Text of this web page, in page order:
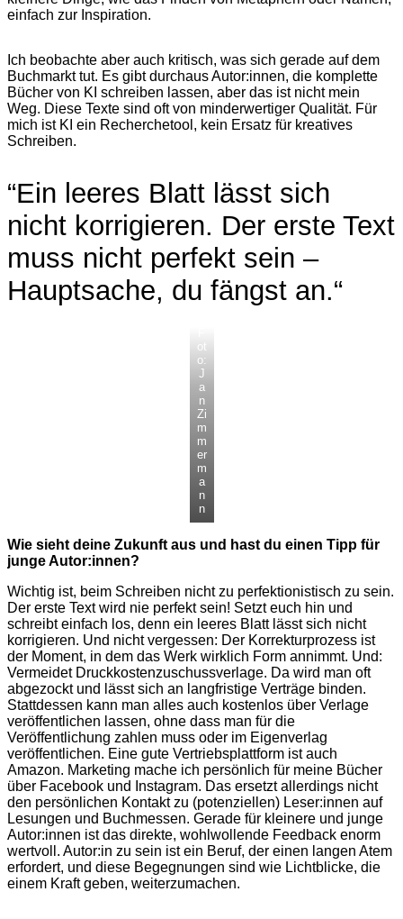
einfach zur Inspiration.
Ich beobachte aber auch kritisch, was sich gerade auf dem
Buchmarkt tut. Es gibt durchaus Autor:innen, die komplette
Bücher von KI schreiben lassen, aber das ist nicht mein
Weg. Diese Texte sind oft von minderwertiger Qualität. Für
mich ist KI ein Recherchetool, kein Ersatz für kreatives
Schreiben.
​​“Ein leeres Blatt lässt sich
nicht korrigieren. Der erste Text
muss nicht perfekt sein –
Hauptsache, du fängst an.“
ot
o:
J
a
n
Zi
m
m
er
m
a
n
n
Wie sieht deine Zukunft aus und hast du einen Tipp für
junge Autor:innen?
Wichtig ist, beim Schreiben nicht zu perfektionistisch zu sein.
Der erste Text wird nie perfekt sein! Setzt euch hin und
schreibt einfach los, denn ein leeres Blatt lässt sich nicht
korrigieren. Und nicht vergessen: Der Korrekturprozess ist
der Moment, in dem das Werk wirklich Form annimmt. Und:
Vermeidet Druckkostenzuschussverlage. Da wird man oft
abgezockt und lässt sich an langfristige Verträge binden.
Stattdessen kann man alles auch kostenlos über Verlage
veröffentlichen lassen, ohne dass man für die
Veröffentlichung zahlen muss oder im Eigenverlag
veröffentlichen. Eine gute Vertriebsplattform ist auch
Amazon. Marketing mache ich persönlich für meine Bücher
über Facebook und Instagram. Das ersetzt allerdings nicht
den persönlichen Kontakt zu (potenziellen) Leser:innen auf
Lesungen und Buchmessen. Gerade für kleinere und junge
Autor:innen ist das direkte, wohlwollende Feedback enorm
wertvoll. Autor:in zu sein ist ein Beruf, der einen langen Atem
erfordert, und diese Begegnungen sind wie Lichtblicke, die
einem Kraft geben, weiterzumachen.